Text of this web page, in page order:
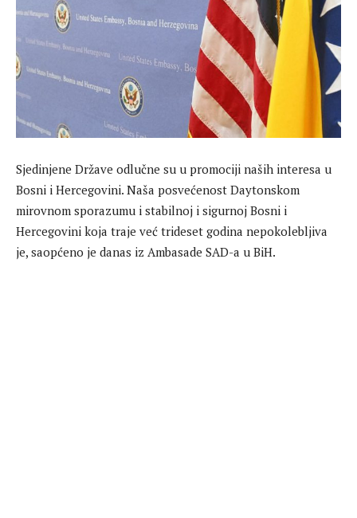
Sjedinjene Države odlučne su u promociji naših interesa u
Bosni i Hercegovini. Naša posvećenost Daytonskom
mirovnom sporazumu i stabilnoj i sigurnoj Bosni i
Hercegovini koja traje već trideset godina nepokolebljiva
je, saopćeno je danas iz Ambasade SAD-a u BiH.